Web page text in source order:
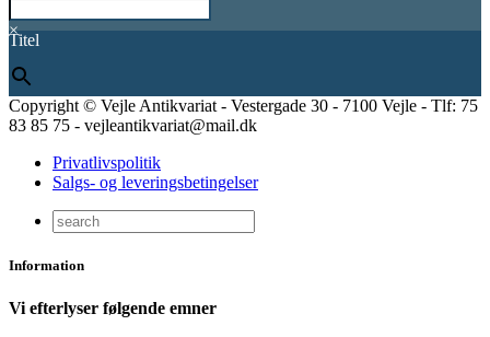
×
Titel
Copyright © Vejle Antikvariat - Vestergade 30 - 7100 Vejle - Tlf: 75
83 85 75 - vejleantikvariat@mail.dk
Privatlivspolitik
Salgs- og leveringsbetingelser
Information
Vi efterlyser følgende emner